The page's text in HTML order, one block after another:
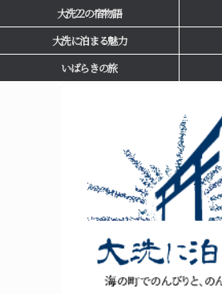
大洗22の宿物語
大洗に泊まる魅力
いばらきの旅